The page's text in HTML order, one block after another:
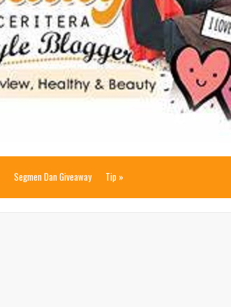
Segmen Dan Giveaway Tip »